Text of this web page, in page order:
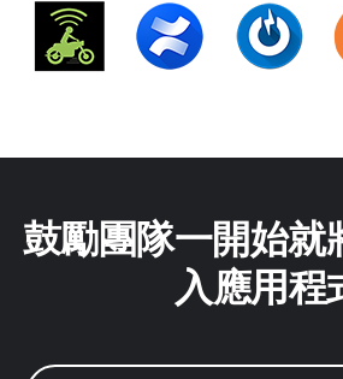
鼓勵團隊一開始就
入應用程